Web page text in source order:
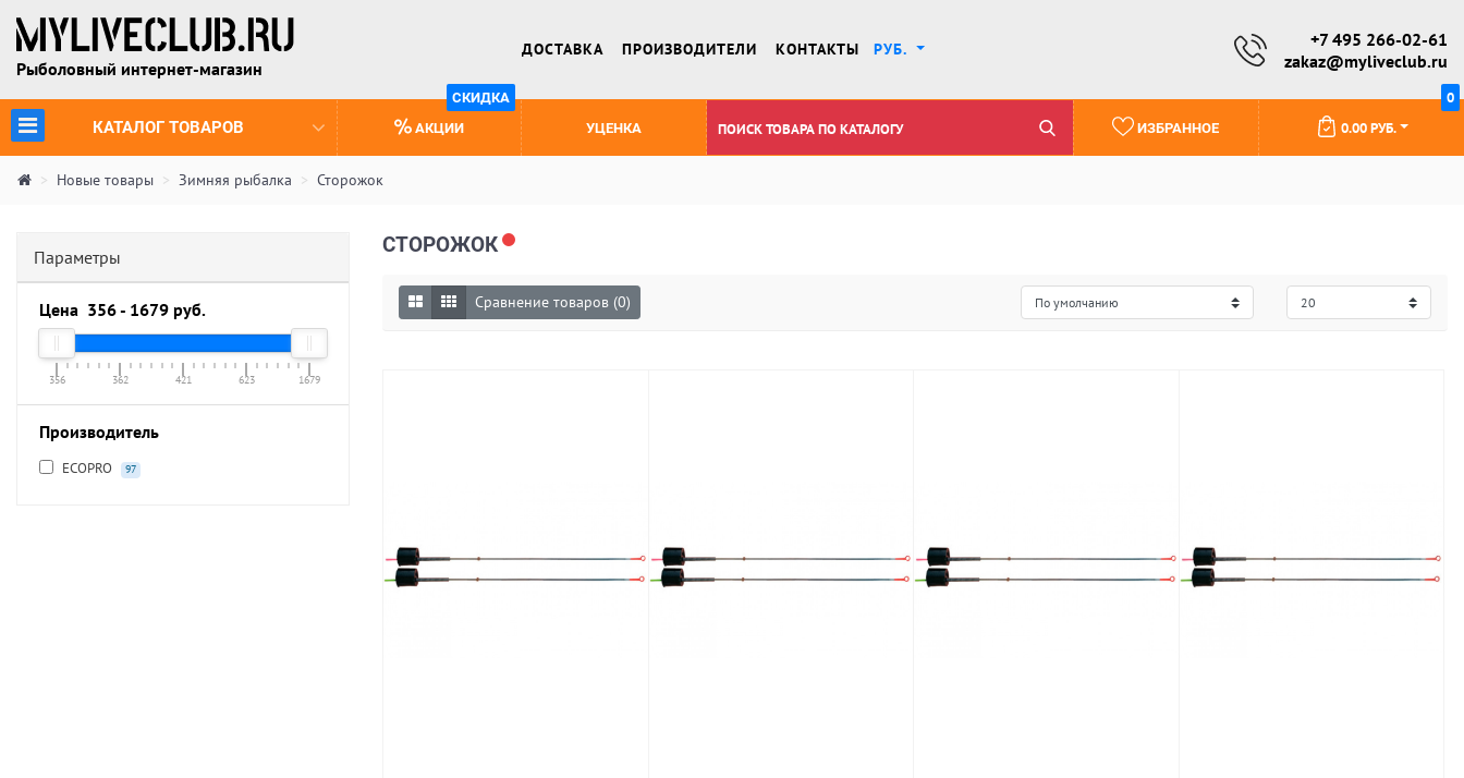
Рыболовный интернет-магазин
ДОСТАВКА ПРОИЗВОДИТЕЛИ КОНТАКТЫ РУБ.
+7 495 266-02-61
zakaz@myliveclub.ru
КАТАЛОГ ТОВАРОВ
(CURRENT) АКЦИИ
СКИДКА
УЦЕНКА
ИЗБРАННОЕ
0
0.00 РУБ.
Новые товары Зимняя рыбалка Сторожок
Параметры
Цена 356- 1679 руб.
356 362 421 623 1679
Производитель
ECOPRO 97
СТОРОЖОК
Сравнение товаров (0)